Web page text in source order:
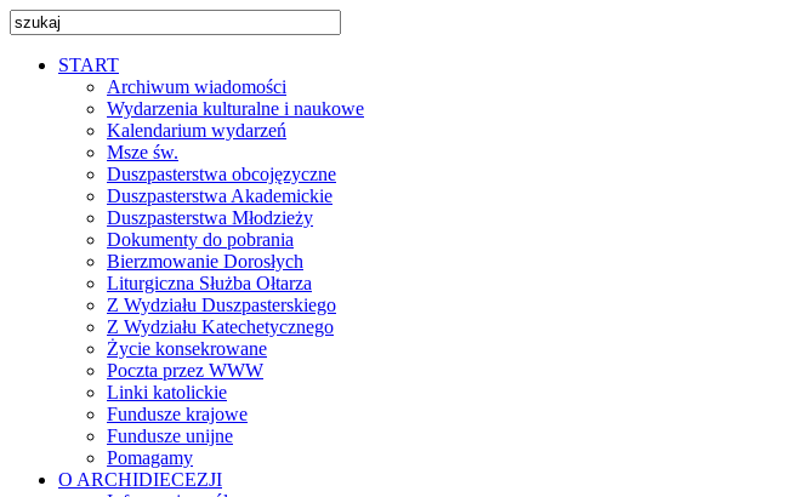
START
Archiwum wiadomości
Wydarzenia kulturalne i naukowe
Kalendarium wydarzeń
Msze św.
Duszpasterstwa obcojęzyczne
Duszpasterstwa Akademickie
Duszpasterstwa Młodzieży
Dokumenty do pobrania
Bierzmowanie Dorosłych
Liturgiczna Służba Ołtarza
Z Wydziału Duszpasterskiego
Z Wydziału Katechetycznego
Życie konsekrowane
Poczta przez WWW
Linki katolickie
Fundusze krajowe
Fundusze unijne
Pomagamy
O ARCHIDIECEZJI